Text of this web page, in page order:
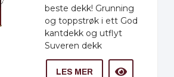
beste dekk! Grunning
og toppstrøk i ett God
kantdekk og utflyt
Suveren dekk
LES MER